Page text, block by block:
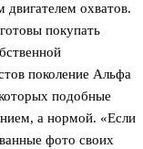
охватов.
покупать
поколение Альфа
подобные
а нормой. «Если
фото своих